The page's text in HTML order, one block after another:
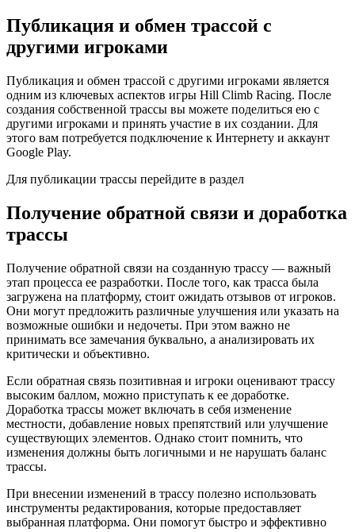
Публикация и обмен трассой с
другими игроками
Публикация и обмен трассой с другими игроками является
одним из ключевых аспектов игры Hill Climb Racing. После
создания собственной трассы вы можете поделиться ею с
другими игроками и принять участие в их создании. Для
этого вам потребуется подключение к Интернету и аккаунт
Google Play.
Для публикации трассы перейдите в раздел
Получение обратной связи и доработка
трассы
Получение обратной связи на созданную трассу — важный
этап процесса ее разработки. После того, как трасса была
загружена на платформу, стоит ожидать отзывов от игроков.
Они могут предложить различные улучшения или указать на
возможные ошибки и недочеты. При этом важно не
принимать все замечания буквально, а анализировать их
критически и объективно.
Если обратная связь позитивная и игроки оценивают трассу
высоким баллом, можно приступать к ее доработке.
Доработка трассы может включать в себя изменение
местности, добавление новых препятствий или улучшение
существующих элементов. Однако стоит помнить, что
изменения должны быть логичными и не нарушать баланс
трассы.
При внесении изменений в трассу полезно использовать
инструменты редактирования, которые предоставляет
выбранная платформа. Они помогут быстро и эффективно